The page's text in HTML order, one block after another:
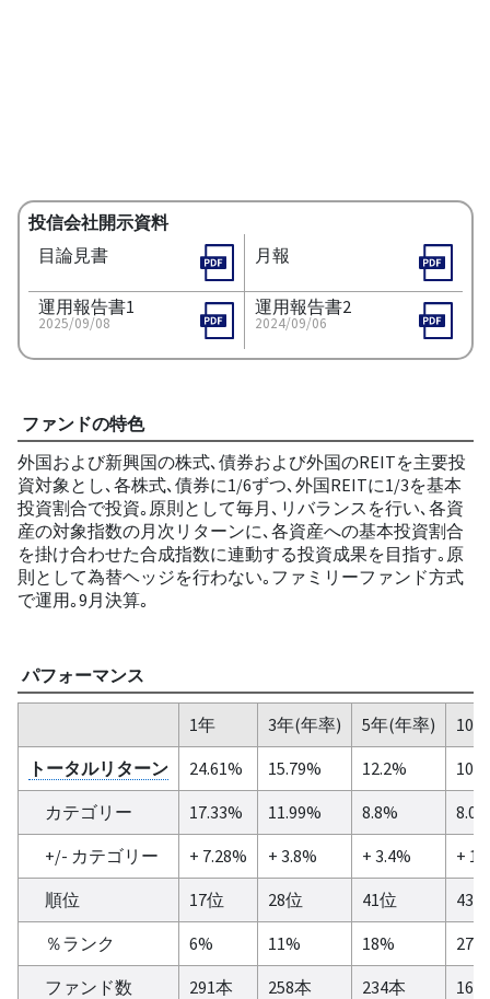
投信会社開示資料
目論見書
月報
運用報告書1
2025/09/08
運用報告書2
2024/09/06
ファンドの特色
外国および新興国の株式､債券および外国のREITを主要投
資対象とし､各株式､債券に1/6ずつ､外国REITに1/3を基本
投資割合で投資｡原則として毎月､リバランスを行い､各資
産の対象指数の月次リターンに､各資産への基本投資割合
を掛け合わせた合成指数に連動する投資成果を目指す｡原
則として為替ヘッジを行わない｡ファミリーファンド方式
で運用｡9月決算｡
パフォーマンス
1年 3年(年率) 5年(年率)
10
トータルリターン
24.61% 15.79% 12.2%
カテゴリー
17.33% 11.99% 8.8%
+/- カテゴリー
+ 7.28% + 3.8% + 3.4%
+
順位
17位 28位 41位
43位
％ランク
6% 11% 18%
27%
ファンド数
291本 258本 234本
165